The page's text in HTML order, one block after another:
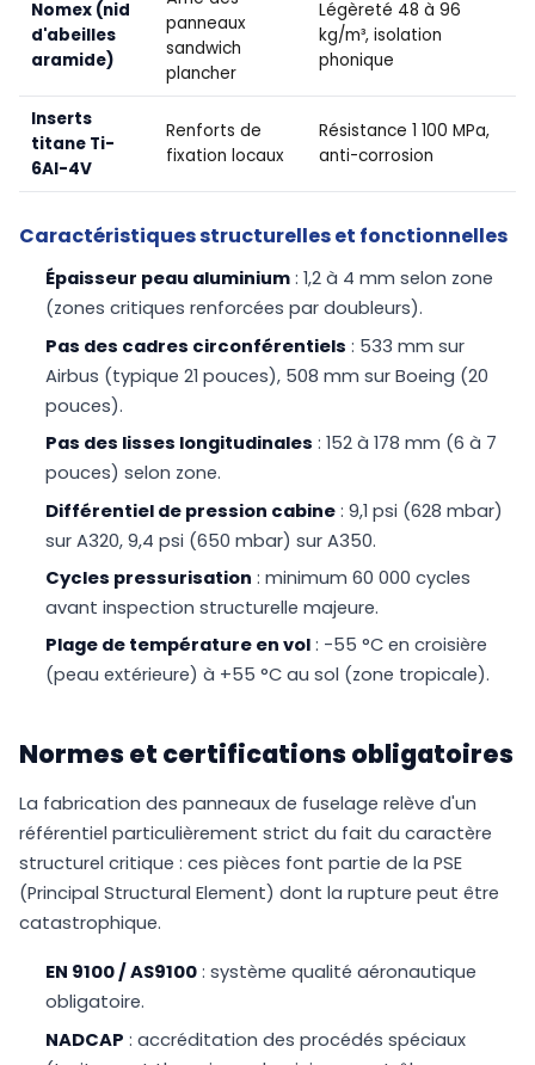
Nomex (nid
d'abeilles
aramide)
panneaux
sandwich
plancher
Légèreté 48 à 96
kg/m³, isolation
phonique
Inserts
titane Ti-
6Al-4V
Renforts de
fixation locaux
Résistance 1 100 MPa,
anti-corrosion
Caractéristiques structurelles et fonctionnelles
Épaisseur peau aluminium : 1,2 à 4 mm selon zone
(zones critiques renforcées par doubleurs).
Pas des cadres circonférentiels : 533 mm sur
Airbus (typique 21 pouces), 508 mm sur Boeing (20
pouces).
Pas des lisses longitudinales : 152 à 178 mm (6 à 7
pouces) selon zone.
Différentiel de pression cabine : 9,1 psi (628 mbar)
sur A320, 9,4 psi (650 mbar) sur A350.
Cycles pressurisation : minimum 60 000 cycles
avant inspection structurelle majeure.
Plage de température en vol : -55 °C en croisière
(peau extérieure) à +55 °C au sol (zone tropicale).
Normes et certifications obligatoires
La fabrication des panneaux de fuselage relève d'un
référentiel particulièrement strict du fait du caractère
structurel critique : ces pièces font partie de la PSE
(Principal Structural Element) dont la rupture peut être
catastrophique.
EN 9100 / AS9100 : système qualité aéronautique
obligatoire.
NADCAP : accréditation des procédés spéciaux